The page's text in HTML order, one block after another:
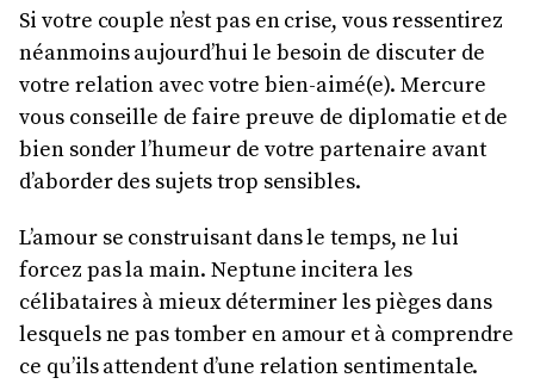
Si votre couple n’est pas en crise, vous ressentirez
néanmoins aujourd’hui le besoin de discuter de
votre relation avec votre bien-aimé(e). Mercure
vous conseille de faire preuve de diplomatie et de
bien sonder l’humeur de votre partenaire avant
d’aborder des sujets trop sensibles.
L’amour se construisant dans le temps, ne lui
forcez pas la main. Neptune incitera les
célibataires à mieux déterminer les pièges dans
lesquels ne pas tomber en amour et à comprendre
ce qu’ils attendent d’une relation sentimentale.